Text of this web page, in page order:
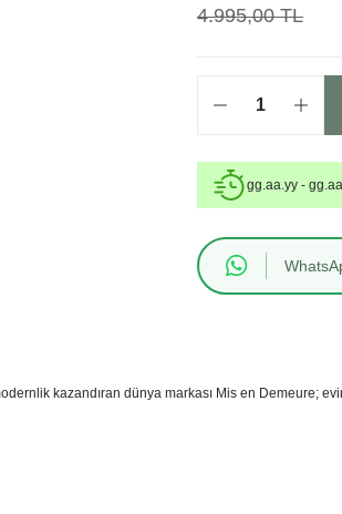
4.995,00 TL
gg.aa.yy -
kazandıran dünya markası Mis en Demeure;